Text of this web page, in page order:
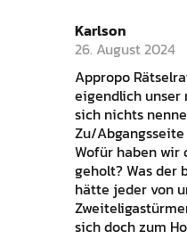
Karlson
26. August 2024
Appropo
eigendlich unser
sich nichts
Zu/
Wofür haben wir
geholt? Was der
hätte jeder von
sich doch zum